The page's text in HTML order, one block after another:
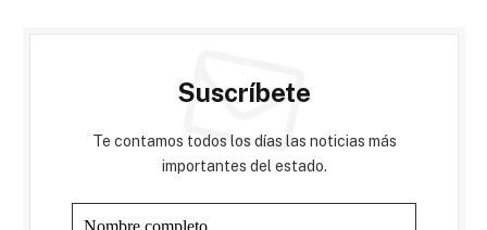
Suscríbete
Te contamos todos los días las noticias más
importantes del estado.